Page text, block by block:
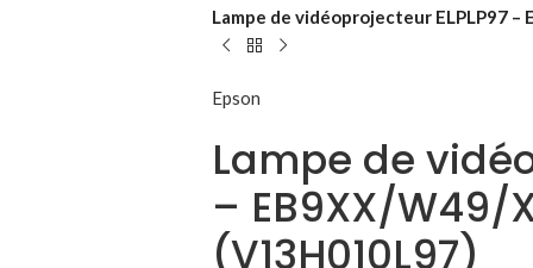
Lampe de vidéoprojecteur ELPLP97
Epson
Lampe de
– EB9XX/W49/
(V13H010L97)